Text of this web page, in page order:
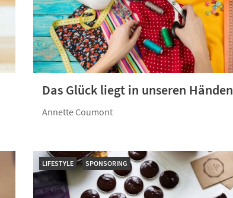
Das Glück liegt in unseren Händen
Annette Coumont
LIFESTYLE SPONSORING